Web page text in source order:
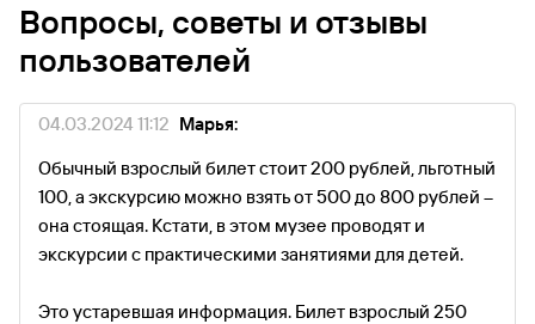
Вопросы, советы и отзывы
пользователей
04.03.2024 11:12 Марья:
Обычный взрослый билет стоит 200 рублей, льготный
100, а экскурсию можно взять от 500 до 800 рублей –
она стоящая. Кстати, в этом музее проводят и
экскурсии с практическими занятиями для детей.
Это устаревшая информация. Билет взрослый 250